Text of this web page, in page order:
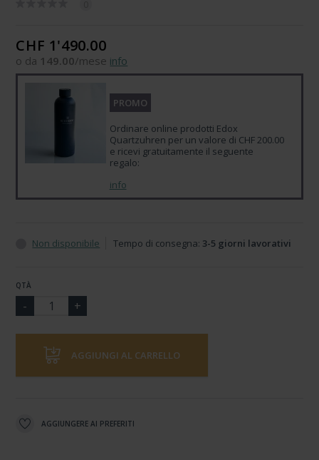
CHF 1'490.00
o da 149.00/mese info
PROMO
Ordinare online prodotti Edox
Quartzuhren per un valore di CHF 200.00
e ricevi gratuitamente il seguente
regalo:
info
Non disponibile Tempo di consegna: 3-5 giorni lavorativi
QTÀ
AGGIUNGI AL CARRELLO
AGGIUNGERE AI PREFERITI